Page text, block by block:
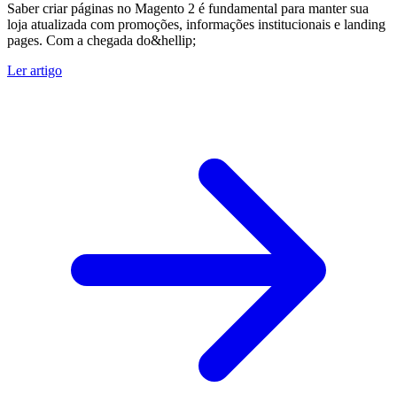
Saber criar páginas no Magento 2 é fundamental para manter sua
loja atualizada com promoções, informações institucionais e landing
pages. Com a chegada do&hellip;
Ler artigo